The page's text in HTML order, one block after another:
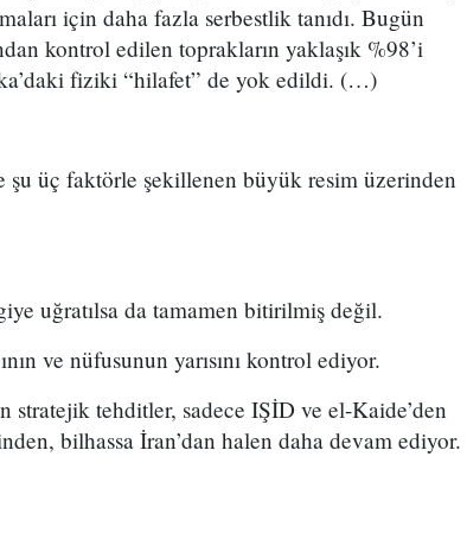
için daha fazla serbestlik tanıdı. Bugün
kontrol edilen toprakların yaklaşık %98’i
fiziki “hilafet” de yok edildi. (…)
şu üç faktörle şekillenen büyük resim üzerinden
uğratılsa da tamamen bitirilmiş değil.
ve nüfusunun yarısını kontrol ediyor.
tehditler, sadece IŞİD ve el-Kaide’den
bilhassa İran’dan halen daha devam ediyor.